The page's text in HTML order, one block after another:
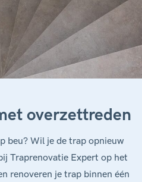
overzettreden
beu? Wil je de trap opnieuw
Traprenovatie Expert op het
renoveren je trap binnen één